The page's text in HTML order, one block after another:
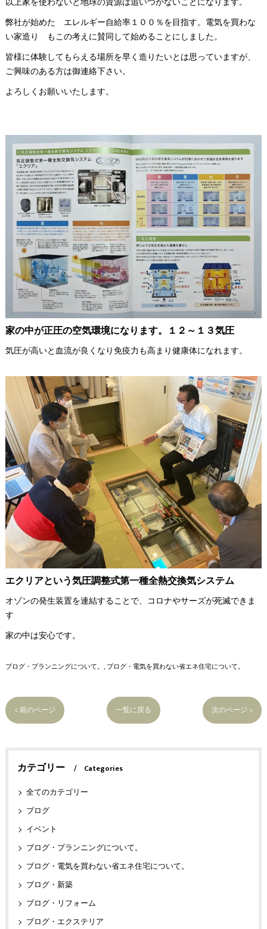
弊社が始めた エレルギー自給率１００％を目指す。電気を買わな
い家造り もこの考えに賛同して始めることにしました。
皆様に体験してもらえる場所を早く造りたいとは思っていますが、
ご興味のある方は御連絡下さい。
よろしくお願いいたします。
家の中が正圧の空気環境になります。１２～１３気圧
気圧が高いと血流が良くなり免疫力も高まり健康体になれます。
エクリアという気圧調整式第一種全熱交換気システム
オゾンの発生装置を連結することで、コロナやサーズが死滅できま
す
家の中は安心です。
ブログ・プランニングについて。 ブログ・電気を買わない省エネ住宅について。
< 前のページ 一覧に戻る 次のページ >
カテゴリー
Categories
全てのカテゴリー
ブログ
イベント
ブログ・プランニングについて。
ブログ・電気を買わない省エネ住宅について。
ブログ・新築
ブログ・リフォーム
ブログ・エクステリア